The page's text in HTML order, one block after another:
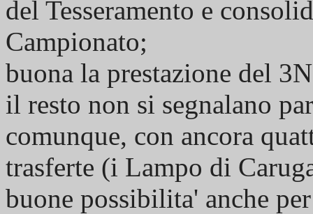
del Tesseramento e
Campionato;
buona la prestazione del
il resto non si segnalano
comunque, con ancora
trasferte (i Lampo di
buone possibilita' anche